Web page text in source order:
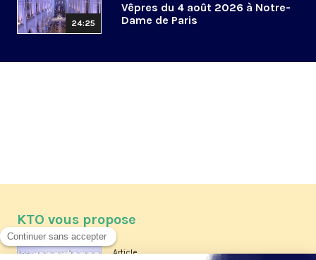
24:25
Vêpres du 4 août 2026 à Notre-
Dame de Paris
KTO vous propose
Article